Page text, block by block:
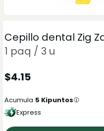
Cepillo dental Zig
1 paq / 3 u
$4.15
Acumula 5 Kipuntos
Express